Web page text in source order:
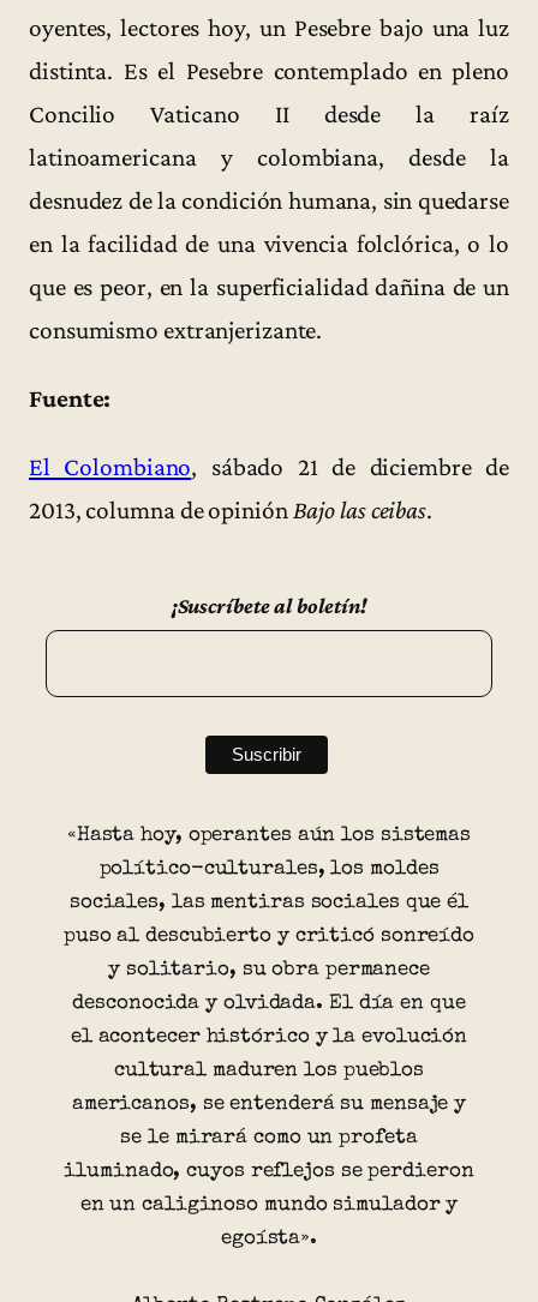
oyentes, lectores hoy, un Pesebre bajo una luz
distinta. Es el Pesebre contemplado en pleno
Concilio Vaticano II desde la raíz
latinoamericana y colombiana, desde la
desnudez de la condición humana, sin quedarse
en la facilidad de una vivencia folclórica, o lo
que es peor, en la superficialidad dañina de un
consumismo extranjerizante.
Fuente:
El Colombiano, sábado 21 de diciembre de
2013, columna de opiniónBajo las ceibas.
¡Suscríbete al boletín!
«Hasta hoy, operantes aún los sistemas
político-culturales, los moldes
sociales, las mentiras sociales que él
puso al descubierto y criticó sonreído
y solitario, su obra permanece
desconocida y olvidada. El día en que
el acontecer histórico y la evolución
cultural maduren los pueblos
americanos, se entenderá su mensaje y
se le mirará como un profeta
iluminado, cuyos reflejos se perdieron
en un caliginoso mundo simulador y
egoísta».